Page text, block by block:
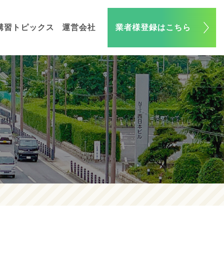
習トピックス 運営会社 業者様登録はこちら